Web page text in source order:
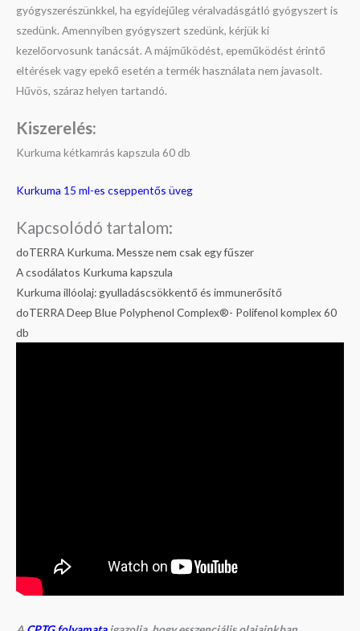
gyógyszerészünkkel, ha egyidejűleg véralvadásgátló gyógyszert is
szedünk. Amennyiben gyógyszert szedünk, kérjük ki
kezelőorvosunk tanácsát. A májműködést, epeműködést érintő
eltérések vagy epekő esetén a termék használata nem javasolt.
Hűvös, száraz helyen tartandó.
Kiszerelés:
Kurkuma kétkamrás kapszula 60 db
Kurkuma 15 ml-es cseppentős üveg
Kapcsolódó tartalom:
doTERRA Kurkuma. Messze nem csak egy fűszer
A csodálatos Kurkuma kapszula
Kurkuma illóolaj: gyulladáscsökkentő és immunerősítő
doTERRA Deep Blue Polyphenol Complex®- Polifenol komplex 60
db